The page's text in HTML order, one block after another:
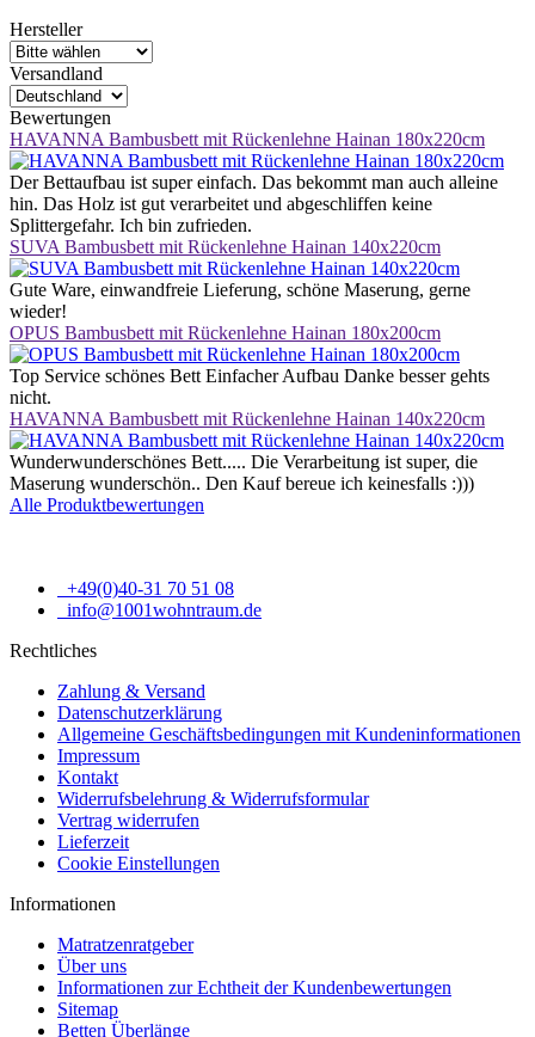
Hersteller
Versandland
Bewertungen
HAVANNA Bambusbett mit Rückenlehne Hainan 180x220cm
Der Bettaufbau ist super einfach. Das bekommt man auch alleine
hin. Das Holz ist gut verarbeitet und abgeschliffen keine
Splittergefahr. Ich bin zufrieden.
SUVA Bambusbett mit Rückenlehne Hainan 140x220cm
Gute Ware, einwandfreie Lieferung, schöne Maserung, gerne
wieder!
OPUS Bambusbett mit Rückenlehne Hainan 180x200cm
Top Service schönes Bett Einfacher Aufbau Danke besser gehts
nicht.
HAVANNA Bambusbett mit Rückenlehne Hainan 140x220cm
Wunderwunderschönes Bett..... Die Verarbeitung ist super, die
Maserung wunderschön.. Den Kauf bereue ich keinesfalls :)))
Alle Produktbewertungen
+49(0)40-31 70 51 08
info@1001wohntraum.de
Rechtliches
Zahlung & Versand
Datenschutzerklärung
Allgemeine Geschäftsbedingungen mit Kundeninformationen
Impressum
Kontakt
Widerrufsbelehrung & Widerrufsformular
Vertrag widerrufen
Lieferzeit
Cookie Einstellungen
Informationen
Matratzenratgeber
Über uns
Informationen zur Echtheit der Kundenbewertungen
Sitemap
Betten Überlänge